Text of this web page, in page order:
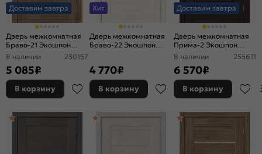
Доставим завтра
Дверь межкомнатная
Браво-21 Экошпон
Original Oak, без
стекла, без кромки,
царговая
В наличии 230157
5 085₽
В корзину
Хит
Дверь межкомнатная
Браво-22 Экошпон
без кромки, царговая
4 770₽
В корзину
Доставим завтра
Дверь межкомнатная
Прима-2 Экошпон
Wenge Melinga, глухая,
филенчатая
В наличии 255611
6 570₽
В корзину